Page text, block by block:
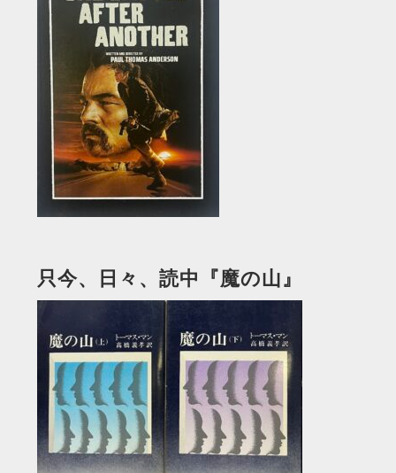
只今、日々、読中『魔の山』